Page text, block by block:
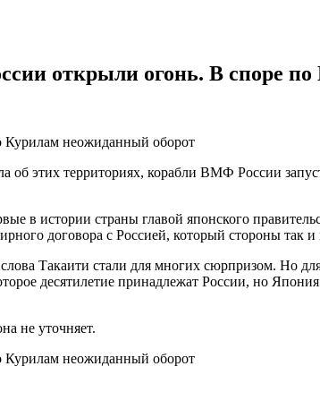
открыли огонь. В споре
об этих территориях, корабли ВМФ России
в истории страны главой японского
договора с Россией, который стороны
Такаити стали для многих сюрпризом. Но
десятилетие принадлежат России, но
не уточняет.